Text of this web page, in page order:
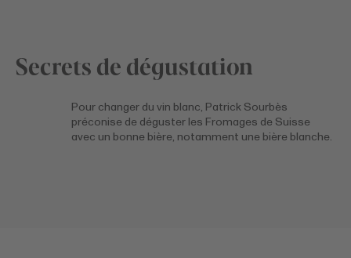
Secrets de dégustation
Pour changer du vin blanc, Patrick Sourbès
préconise de déguster les Fromages de Suisse
avec un bonne bière, notamment une bière blanche.